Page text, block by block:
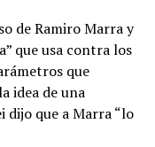
de Ramiro Marra y
que usa contra los
que
idea de una
que a Marra “lo